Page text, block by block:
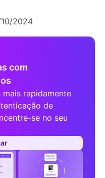
2024
com
rapidamente
de
se no seu